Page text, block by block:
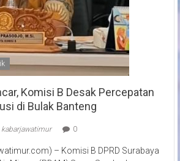
Komisi B Desak Percepatan
di Bulak Banteng
kabarjawatimur 0
– Komisi B DPRD Surabaya